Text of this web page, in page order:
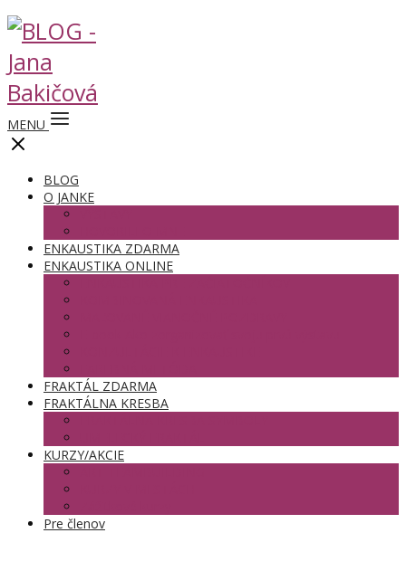
MENU
BLOG
O JANKE
ENKAUSTIKA ZDARMA
ENKAUSTIKA ONLINE
FRAKTÁL ZDARMA
FRAKTÁLNA KRESBA
KURZY/AKCIE
Pre členov